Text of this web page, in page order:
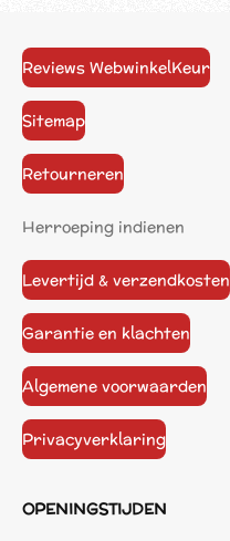
Reviews WebwinkelKeur
Sitemap
Retourneren
Herroeping indienen
Levertijd & verzendkosten
Garantie en klachten
Algemene voorwaarden
Privacyverklaring
OPENINGSTIJDEN